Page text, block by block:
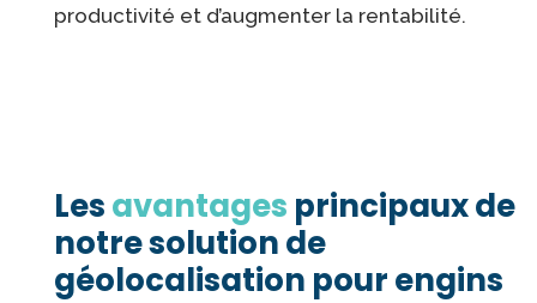
productivité et d’augmenter la rentabilité.
Lesavantages principaux de
notre solution de
géolocalisation pour engins